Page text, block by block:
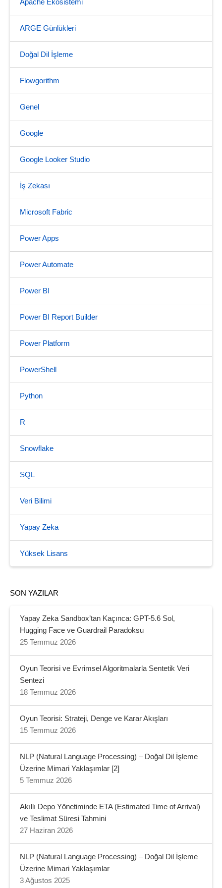
Apache Ekosistemi
ARGE Günlükleri
Doğal Dil İşleme
Flowgorithm
Genel
Google
Google Looker Studio
İş Zekası
Microsoft Fabric
Power Apps
Power Automate
Power BI
Power BI Report Builder
Power Platform
PowerShell
Python
R
Snowflake
SQL
Veri Bilimi
Yapay Zeka
Yüksek Lisans
SON YAZILAR
Yapay Zeka Sandbox’tan Kaçınca: GPT-5.6 Sol,
Hugging Face ve Guardrail Paradoksu
25 Temmuz 2026
Oyun Teorisi ve Evrimsel Algoritmalarla Sentetik Veri
Sentezi
18 Temmuz 2026
Oyun Teorisi: Strateji, Denge ve Karar Akışları
15 Temmuz 2026
NLP (Natural Language Processing) – Doğal Dil İşleme
Üzerine Mimari Yaklaşımlar [2]
5 Temmuz 2026
Akıllı Depo Yönetiminde ETA (Estimated Time of Arrival)
ve Teslimat Süresi Tahmini
27 Haziran 2026
NLP (Natural Language Processing) – Doğal Dil İşleme
Üzerine Mimari Yaklaşımlar
3 Ağustos 2025